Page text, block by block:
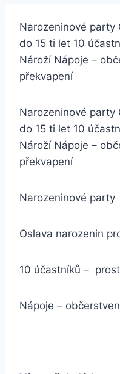
Narozeninové party
do 15 ti let 10
Nároží Nápoje –
překvapení
Narozeninové party
do 15 ti let 10
Nároží Nápoje –
překvapení
Narozeninové party
Oslava narozenin
10 účastníků –
Nápoje –